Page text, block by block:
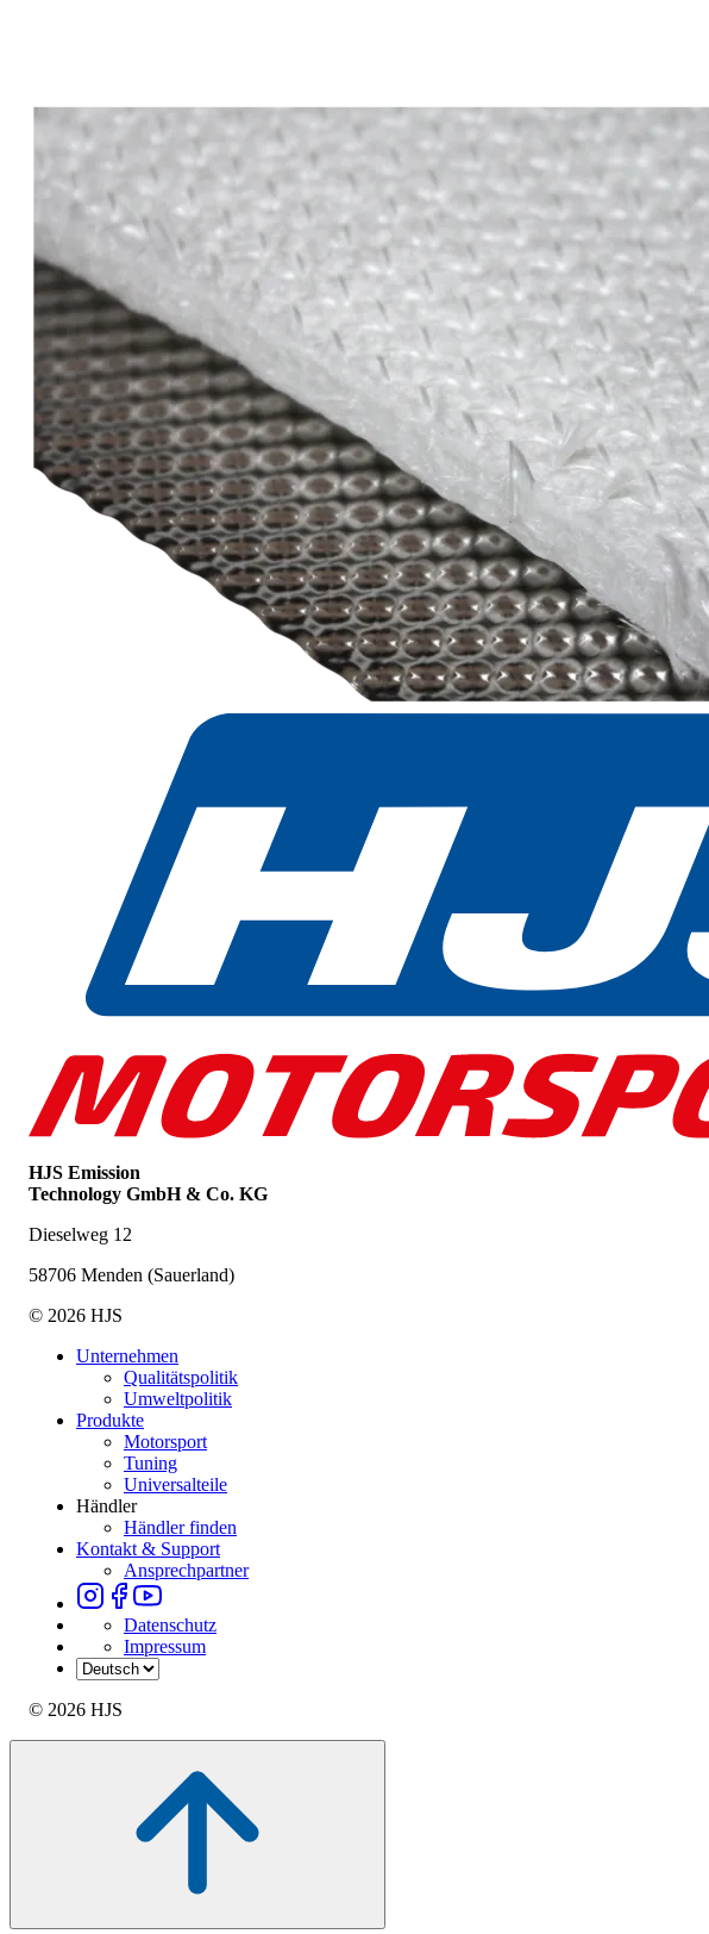
HJS Emission
Technology GmbH & Co. KG
Dieselweg 12
58706 Menden (Sauerland)
© 2026 HJS
Unternehmen
Qualitätspolitik
Umweltpolitik
Produkte
Motorsport
Tuning
Universalteile
Händler
Händler finden
Kontakt & Support
Ansprechpartner
Datenschutz
Impressum
© 2026 HJS